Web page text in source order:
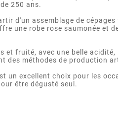
250 ans.
d'un assemblage de
une robe rose saumonée et
et fruité, avec une belle
des méthodes de production
un excellent choix pour les
être dégusté seul.